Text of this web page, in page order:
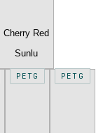
Cherry Red
Sunlu
PETG PETG